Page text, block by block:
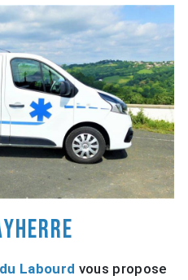
Labourd vous propose